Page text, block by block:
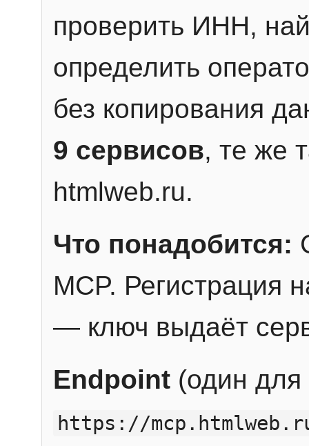
проверить ИНН,
определить
без копирования
9 сервисов, те же
htmlweb.ru.
Что понадобится:
MCP. Регистрация
— ключ выдаёт
Endpoint (один для
https://